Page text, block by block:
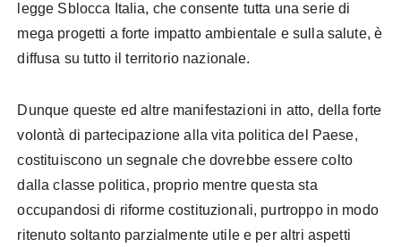
legge Sblocca Italia, che consente tutta una serie di
mega progetti a forte impatto ambientale e sulla salute, è
diffusa su tutto il territorio nazionale.
Dunque queste ed altre manifestazioni in atto, della forte
volontà di partecipazione alla vita politica del Paese,
costituiscono un segnale che dovrebbe essere colto
dalla classe politica, proprio mentre questa sta
occupandosi di riforme costituzionali, purtroppo in modo
ritenuto soltanto parzialmente utile e per altri aspetti